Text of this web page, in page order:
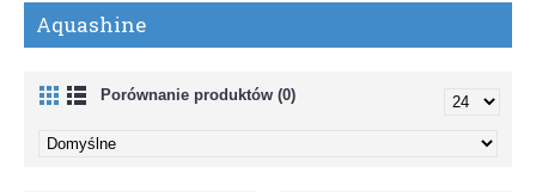
Aquashine
Porównanie produktów (0)